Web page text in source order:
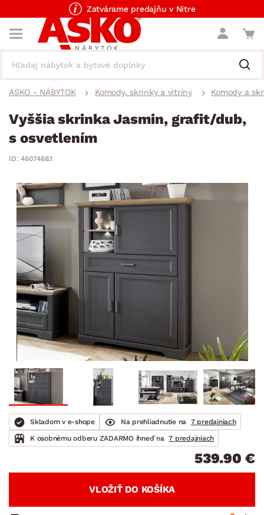
Zatvárame predajňu v Nitre
ASKO - NÁBYTOK Komody, skrinky a vitríny Komody a
Vyššia skrinka Jasmin, grafit/dub,
s osvetlením
ID: 4607468.1
Skladom v e-shope Na prehliadnutie na
7 predajniach
K osobnému odberu ZADARMO ihneď na 7 predajniach
539.90 €
VLOŽIŤ DO KOŠÍKA